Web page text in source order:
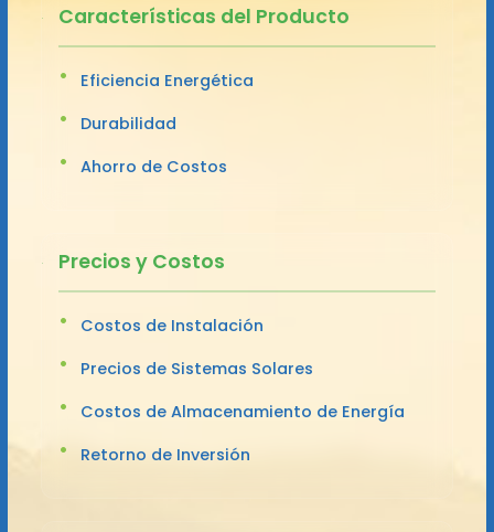
Características del Producto
Eficiencia Energética
Durabilidad
Ahorro de Costos
Precios y Costos
Costos de Instalación
Precios de Sistemas Solares
Costos de Almacenamiento de Energía
Retorno de Inversión